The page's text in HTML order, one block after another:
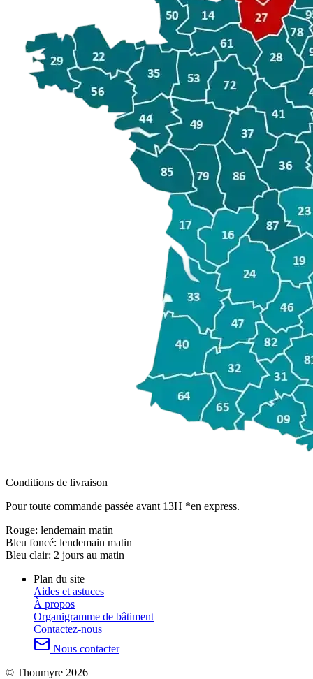
Conditions de livraison
Pour toute commande passée avant 13H *en express.
Rouge: lendemain matin
Bleu foncé: lendemain matin
Bleu clair: 2 jours au matin
Plan du site
Aides et astuces
À propos
Organigramme de bâtiment
Contactez-nous
Nous contacter
© Thoumyre 2026